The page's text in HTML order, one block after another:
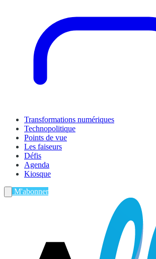
Transformations numériques
Technopolitique
Points de vue
Les faiseurs
Défis
Agenda
Kiosque
M'abonner